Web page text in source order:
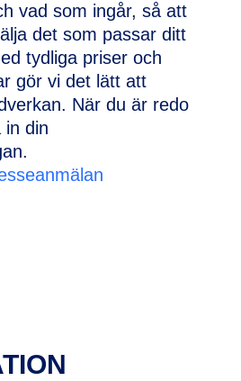
vad som ingår, så att
det som passar ditt
tydliga priser och
gör vi det lätt att
När du är redo
in din